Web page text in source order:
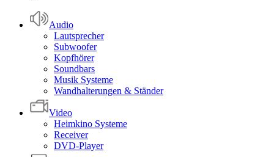
Audio
Lautsprecher
Subwoofer
Kopfhörer
Soundbars
Musik Systeme
Wandhalterungen & Ständer
Video
Heimkino Systeme
Receiver
DVD-Player